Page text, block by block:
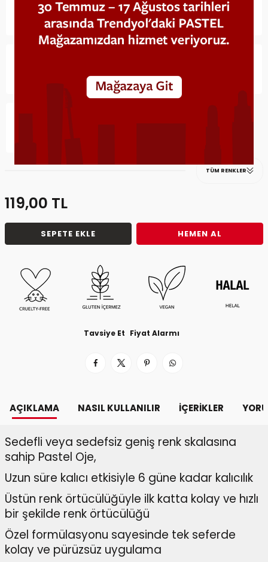
TÜM RENKLER
119,00 TL
SEPETE EKLE HEMEN AL
Tavsiye Et Fiyat Alarmı
AÇIKLAMA NASIL KULLANILIR İÇERIKLER
Sedefli veya sedefsiz geniş renk skalasına
sahip Pastel Oje,
Uzun süre kalıcı etkisiyle 6 güne kadar kalıcılık
Üstün renk örtücülüğüyle ilk katta kolay ve hızlı
bir şekilde renk örtücülüğü
Özel formülasyonu sayesinde tek seferde
kolay ve pürüzsüz uygulama